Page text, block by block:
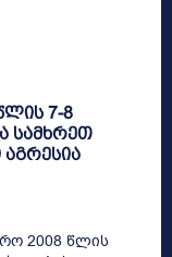
7-8
სამხრეთ
2008 წლის